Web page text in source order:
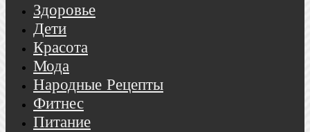
Здоровье
Дети
Красота
Мода
Народные Рецепты
Фитнес
Питание